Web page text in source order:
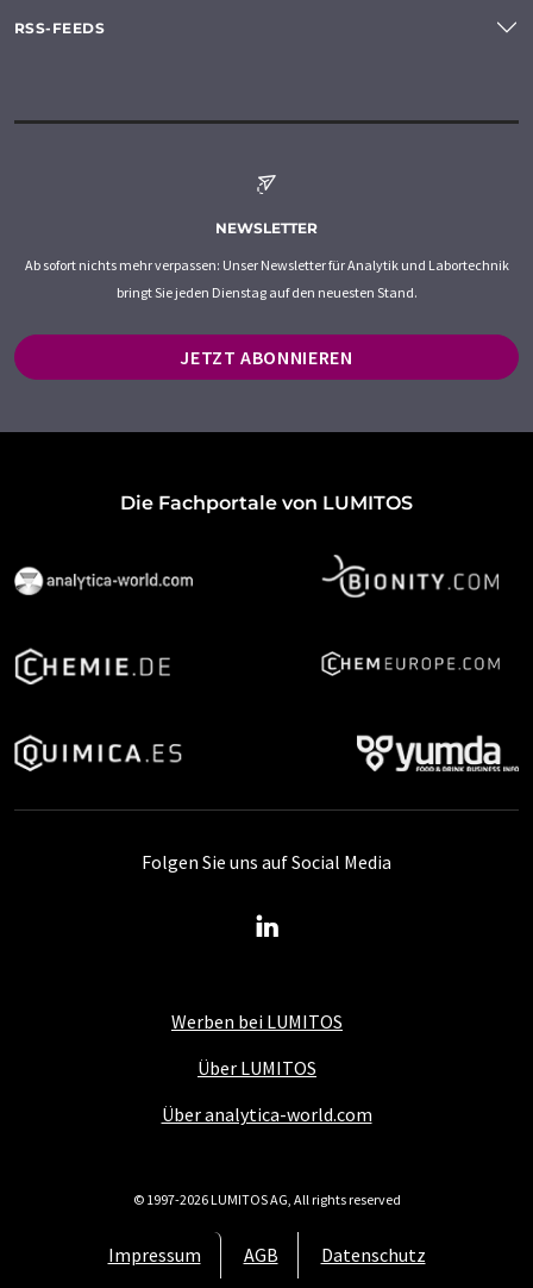
RSS-FEEDS
NEWSLETTER
Ab sofort nichts mehr verpassen: Unser Newsletter für Analytik und Labortechnik
bringt Sie jeden Dienstag auf den neuesten Stand.
JETZT ABONNIEREN
Die Fachportale von LUMITOS
Werben bei LUMITOS
Über LUMITOS
Über analytica-world.com
Impressum AGB Datenschutz
Folgen Sie uns auf Social Media
© 1997-2026 LUMITOS AG, All rights reserved